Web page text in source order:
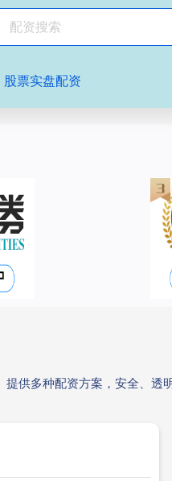
股票实盘配资
供多种配资方案，安全、透